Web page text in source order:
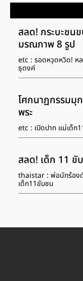
สลด! กระบะชน
มรณภาพ 8 รูป
etc : รอดหวุดหวิด! ห
ธุดงค์
โศกนาฏกรรมมุ
พระ
etc : เปิดปาก แม่เด็ก
สลด! เด็ก 11 ขั
thaistar : พ่อนักร้อง
เด็ก11ขับชน